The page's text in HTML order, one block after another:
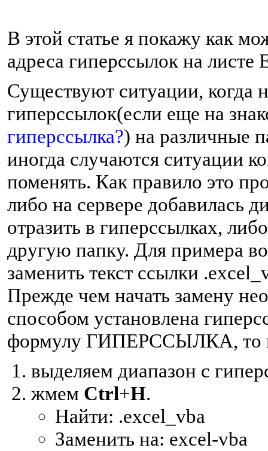
В этой статье я покажу как
адреса гиперссылок на листе
Существуют ситуации, когда
гиперссылок(если еще на
гиперссылка?) на различные
иногда случаются ситуации
поменять. Как правило это
либо на сервере добавилась
отразить в гиперссылках,
другую папку. Для примера
заменить текст ссылки
Прежде чем начать замену
способом установлена
формулу ГИПЕРССЫЛКА, то
выделяем диапазон с
жмем Ctrl+H.
Найти: .excel_vba
Заменить на: excel-vba